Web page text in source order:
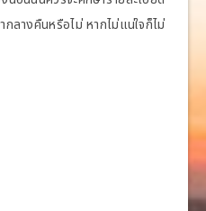
กลางคืนหรือไม่ หากไม่แน่ใจก็ไม่